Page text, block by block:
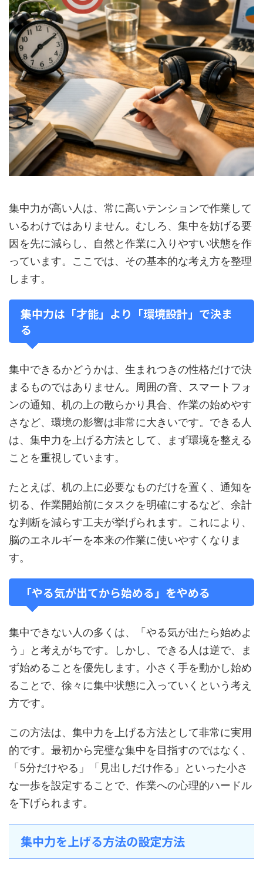
集中力が高い人は、常に高いテンションで作業して
いるわけではありません。むしろ、集中を妨げる要
因を先に減らし、自然と作業に入りやすい状態を作
っています。ここでは、その基本的な考え方を整理
します。
集中力は「才能」より「環境設計」で決ま
る
集中できるかどうかは、生まれつきの性格だけで決
まるものではありません。周囲の音、スマートフォ
ンの通知、机の上の散らかり具合、作業の始めやす
さなど、環境の影響は非常に大きいです。できる人
は、集中力を上げる方法として、まず環境を整える
ことを重視しています。
たとえば、机の上に必要なものだけを置く、通知を
切る、作業開始前にタスクを明確にするなど、余計
な判断を減らす工夫が挙げられます。これにより、
脳のエネルギーを本来の作業に使いやすくなりま
す。
「やる気が出てから始める」をやめる
集中できない人の多くは、「やる気が出たら始めよ
う」と考えがちです。しかし、できる人は逆で、ま
ず始めることを優先します。小さく手を動かし始め
ることで、徐々に集中状態に入っていくという考え
方です。
この方法は、集中力を上げる方法として非常に実用
的です。最初から完璧な集中を目指すのではなく、
「5分だけやる」「見出しだけ作る」といった小さ
な一歩を設定することで、作業への心理的ハードル
を下げられます。
集中力を上げる方法の設定方法